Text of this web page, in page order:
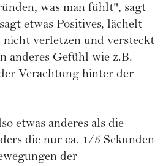
was man fühlt", sagt
etwas Positives, lächelt
nicht verletzen und versteckt
anderes Gefühl wie z.B.
Verachtung hinter der
etwas anderes als die
die nur ca. 1/5 Sekunden
der